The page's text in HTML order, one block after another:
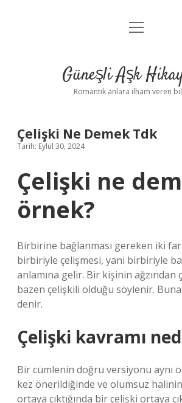
Anasayfa
Yasal Uyarı
menüyü
Güneşli Aşk
Romantik anlara ilham veren
Çelişki Ne Demek Tdk
Tarih: Eylül 30, 2024
Çelişki ne
örnek?
Birbirine bağlanması gereken iki
birbiriyle çelişmesi, yani birbiriyle
anlamına gelir. Bir kişinin ağzından
bazen çelişkili olduğu söylenir.
denir.
Çelişki kavramı
Bir cümlenin doğru versiyonu aynı
kez önerildiğinde ve olumsuz
ortaya çıktığında bir çelişki ortaya